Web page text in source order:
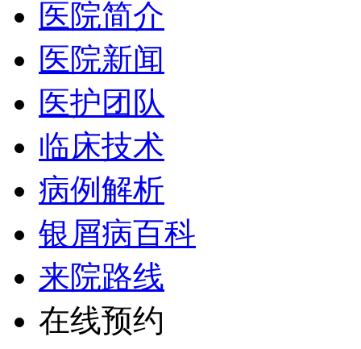
医院简介
医院新闻
医护团队
临床技术
病例解析
银屑病百科
来院路线
在线预约